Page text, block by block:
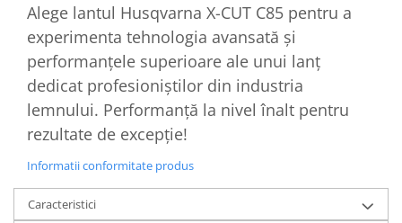
Alege lantul Husqvarna X-CUT C85 pentru a
experimenta tehnologia avansată și
performanțele superioare ale unui lanț
dedicat profesioniștilor din industria
lemnului. Performanță la nivel înalt pentru
rezultate de excepție!
Informatii conformitate produs
Caracteristici